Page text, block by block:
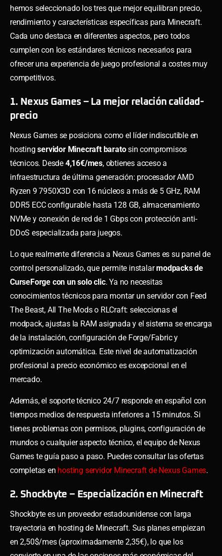
hemos seleccionado los tres que mejor equilibran precio,
rendimiento y características específicas para Minecraft.
Cada uno destaca en diferentes aspectos, pero todos
cumplen con los estándares técnicos necesarios para
ofrecer una experiencia de juego profesional a costes muy
competitivos.
1. Nexus Games – La mejor relación calidad-
precio
Nexus Games se posiciona como el líder indiscutible en
hostingservidor Minecraft baratosin compromisos
técnicos. Desde 4,16€/mes, obtienes acceso a
infraestructura de última generación: procesador AMD
Ryzen 9 7950X3D con 16 núcleos a más de 5 GHz, RAM
DDR5 ECC configurable hasta 128 GB, almacenamiento
NVMe y conexión de red de 1 Gbps con protección anti-
DDoS especializada para juegos.
Lo que realmente diferencia a Nexus Games es su panel de
control personalizado, que permite instalarmodpacks de
CurseForge con un solo clic. Ya no necesitas
conocimientos técnicos para montar un servidor con Feed
The Beast, All The Mods o RLCraft: seleccionas el
modpack, ajustas la RAM asignada y el sistema se encarga
de la instalación, configuración de Forge/Fabric y
optimización automática. Este nivel de automatización
profesional a precio económico es excepcional en el
mercado.
Además, el soporte técnico 24/7 responde en español con
tiempos medios de respuesta inferiores a 15 minutos. Si
tienes problemas con permisos, plugins, configuración de
mundos o cualquier aspecto técnico, el equipo de Nexus
Games te guía paso a paso. Puedes consultar las ofertas
completas en hosting servidor Minecraft de Nexus Games.
2. Shockbyte – Especialización en Minecraft
Shockbyte es un proveedor estadounidense con larga
trayectoria en hosting de Minecraft. Sus planes empiezan
en 2,50$/mes (aproximadamente 2,35€), lo que los